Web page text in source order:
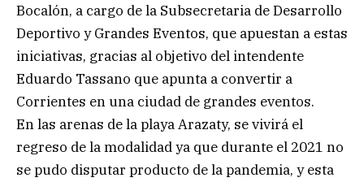
Bocalón, a cargo de la Subsecretaria de Desarrollo
Deportivo y Grandes Eventos, que apuestan a estas
iniciativas, gracias al objetivo del intendente
Eduardo Tassano que apunta a convertir a
Corrientes en una ciudad de grandes eventos.
En las arenas de la playa Arazaty, se vivirá el
regreso de la modalidad ya que durante el 2021 no
se pudo disputar producto de la pandemia, y esta